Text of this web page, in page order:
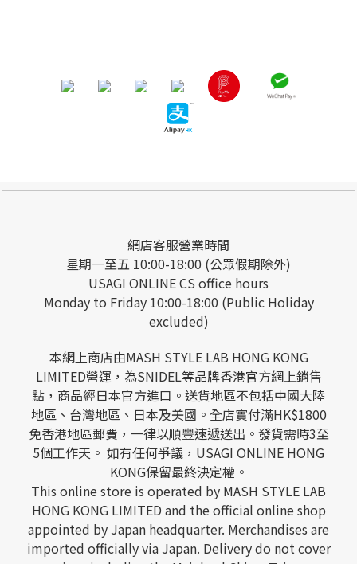
網店客服營業時間
星期一至五 10:00-18:00 (公眾假期除外)
USAGI ONLINE CS office hours
Monday to Friday 10:00-18:00 (Public Holiday
excluded)
本網上商店由MASH STYLE LAB HONG KONG
LIMITED營運，為SNIDEL等品牌香港官方網上銷售
點，商品經日本官方進口。送貨地區不包括中國大陸
地區、台灣地區、日本及美國。全店實付滿HK$1800
免香港地區郵費，一律以順豐速遞送出。發貨需時3至
5個工作天。 如有任何爭議，USAGI ONLINE HONG
KONG保留最終決定權。
This online store is operated by MASH STYLE LAB
HONG KONG LIMITED and the official online shop
appointed by Japan headquarter. Merchandises are
imported officially via Japan. Delivery do not cover